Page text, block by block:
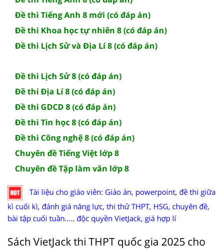
Đề thi Tiếng Anh 8 mới (có đáp án)
Đề thi Khoa học tự nhiên 8 (có đáp án)
Đề thi Lịch Sử và Địa Lí 8 (có đáp án)
Đề thi Lịch Sử 8 (có đáp án)
Đề thi Địa Lí 8 (có đáp án)
Đề thi GDCD 8 (có đáp án)
Đề thi Tin học 8 (có đáp án)
Đề thi Công nghệ 8 (có đáp án)
Chuyên đề Tiếng Việt lớp 8
Chuyên đề Tập làm văn lớp 8
Tài liệu cho giáo viên: Giáo án, powerpoint, đề thi giữa
kì cuối kì, đánh giá năng lực, thi thử THPT, HSG, chuyên đề,
bài tập cuối tuần..... độc quyền VietJack, giá hợp lí
Sách VietJack thi THPT quốc gia 2025 cho